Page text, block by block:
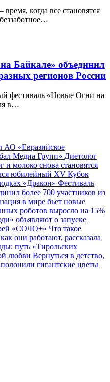
когда все становятся
Байкале» объединил
регионов России
фестиваль «Новые Огни на
в…
АО «Евразийское
Медиа Групп» Диетолог
и молоко снова становятся
юбилейный XV Кубок
«Дракон» Фестиваль
более 700 участников из
в мире бьет новые
роботов выросло на 15%
объявляют о запуске
«СОЛО+» Что такое
они работают, рассказала
путь «Тирольских
любви Вернуться в детство,
гигантские цветы